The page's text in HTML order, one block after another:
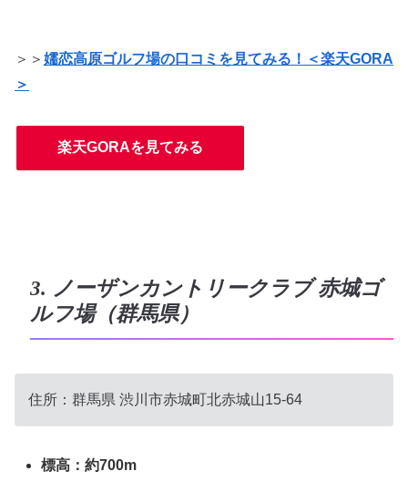
＞＞ 嬬恋高原ゴルフ場の口コミを見てみる！＜楽天GORA
＞
楽天GORAを見てみる
3. ノーザンカントリークラブ 赤城ゴ
ルフ場（群馬県）
住所： 群馬県 渋川市赤城町北赤城山15-64
標高：約700m